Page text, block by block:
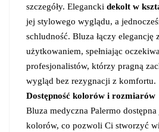
szczegóły. Elegancki dekolt w
jej stylowego wyglądu, a
schludność. Bluza łączy elegancję
użytkowaniem, spełniając
profesjonalistów, którzy pragną
wygląd bez rezygnacji z komfortu.
Dostępność kolorów i rozmiarów
Bluza medyczna Palermo
kolorów, co pozwoli Ci stworzyć